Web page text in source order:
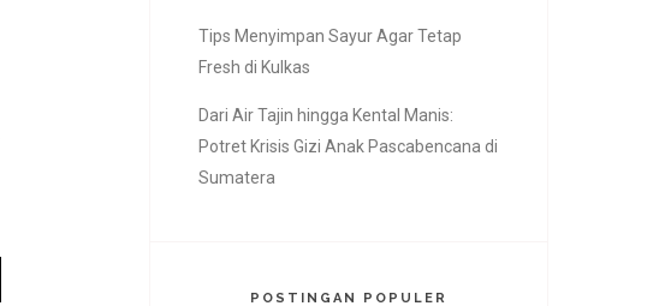
Tips Menyimpan Sayur Agar Tetap
Fresh di Kulkas
Dari Air Tajin hingga Kental Manis:
Potret Krisis Gizi Anak Pascabencana di
Sumatera
POSTINGAN POPULER